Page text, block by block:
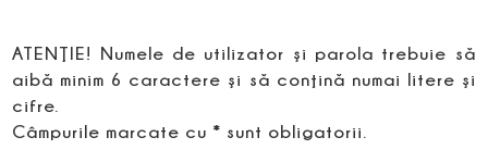
ATENŢIE! Numele de utilizator şi parola trebuie să
aibă minim 6 caractere şi să conţină numai litere şi
cifre.
Câmpurile marcate cu * sunt obligatorii.